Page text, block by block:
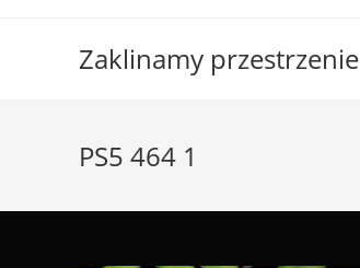
Zaklinamy przestrzenie
PS5 464 1